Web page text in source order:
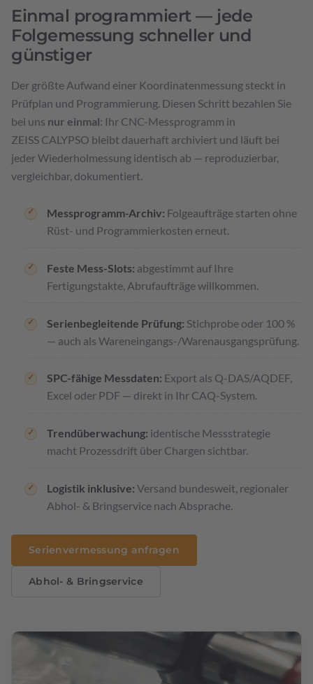
Einmal programmiert — jede
Folgemessung schneller und
günstiger
Der größte Aufwand einer Koordinatenmessung steckt in
Prüfplan und Programmierung. Diesen Schritt bezahlen Sie
bei uns nur einmal: Ihr CNC-Messprogramm in
ZEISS CALYPSO bleibt dauerhaft archiviert und läuft bei
jeder Wiederholmessung identisch ab — reproduzierbar,
vergleichbar, dokumentiert.
Messprogramm-Archiv: Folgeaufträge starten ohne
Rüst- und Programmierkosten erneut.
Feste Mess-Slots: abgestimmt auf Ihre
Fertigungstakte, Abrufaufträge willkommen.
Serienbegleitende Prüfung: Stichprobe oder 100 %
— auch als Wareneingangs-/Warenausgangsprüfung.
SPC-fähige Messdaten: Export als Q-DAS/AQDEF,
Excel oder PDF — direkt in Ihr CAQ-System.
Trendüberwachung: identische Messstrategie
macht Prozessdrift über Chargen sichtbar.
Logistik inklusive: Versand bundesweit, regionaler
Abhol- & Bringservice nach Absprache.
Serienvermessung anfragen
Abhol- & Bringservice